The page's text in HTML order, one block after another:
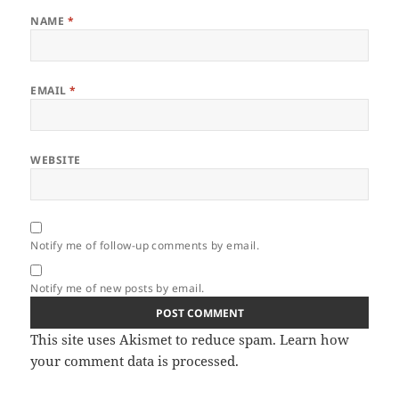
NAME *
EMAIL*
WEBSITE
Notify me of follow-up comments by email.
Notify me of new posts by email.
This site uses Akismet to reduce spam.Learn how
your comment data is processed.